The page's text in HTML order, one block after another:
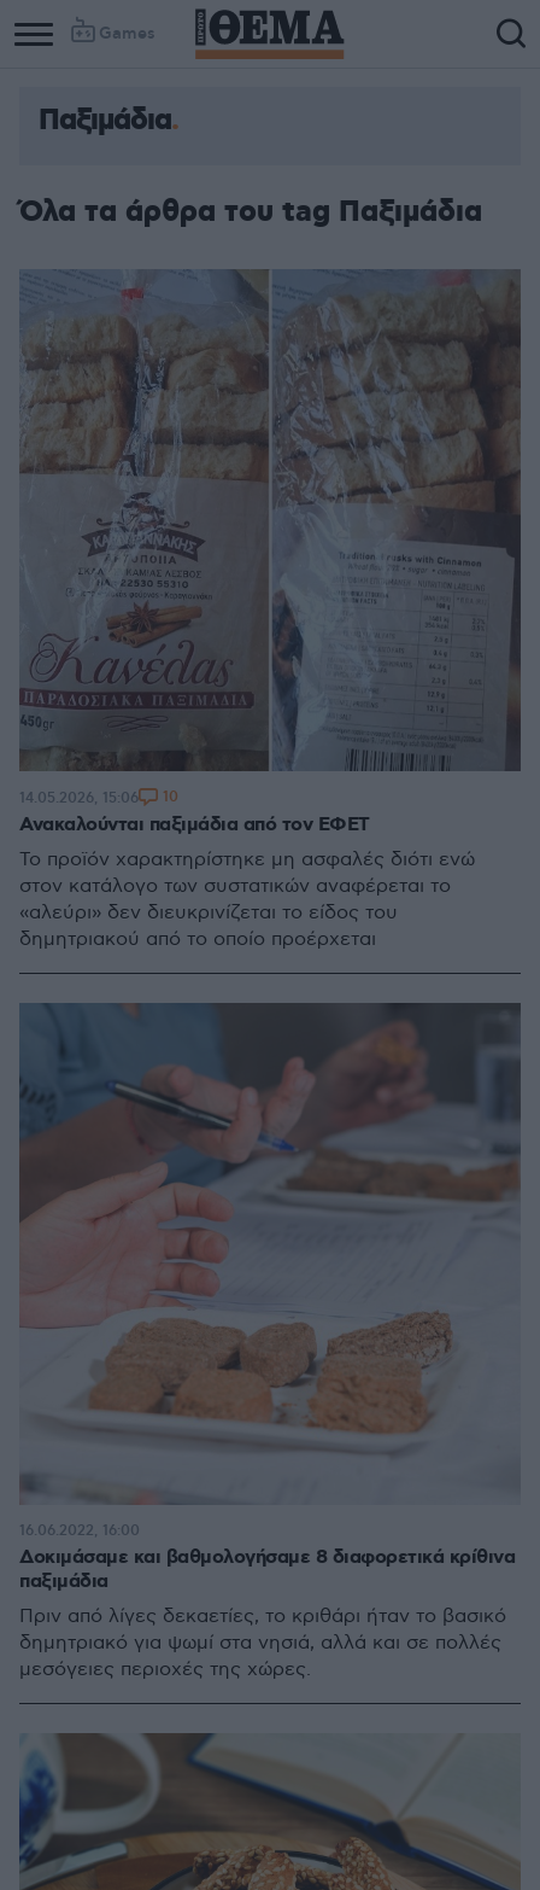
Games
Column
Column
Παξιμάδια
Όλα τα άρθρα του tag Παξιμάδια
Ανακαλούνται παξιμάδια από τον ΕΦΕΤ
Το προϊόν χαρακτηρίστηκε μη ασφαλές διότι ενώ
στον κατάλογο των συστατικών αναφέρεται το
«αλεύρι» δεν διευκρινίζεται το είδος του
δημητριακού από το οποίο προέρχεται
14.05.2026, 15:06 10
Δοκιμάσαμε και βαθμολογήσαμε 8 διαφορετικά κρίθινα
παξιμάδια
Πριν από λίγες δεκαετίες, το κριθάρι ήταν το βασικό
δημητριακό για ψωμί στα νησιά, αλλά και σε πολλές
μεσόγειες περιοχές της χώρες.
16.06.2022, 16:00